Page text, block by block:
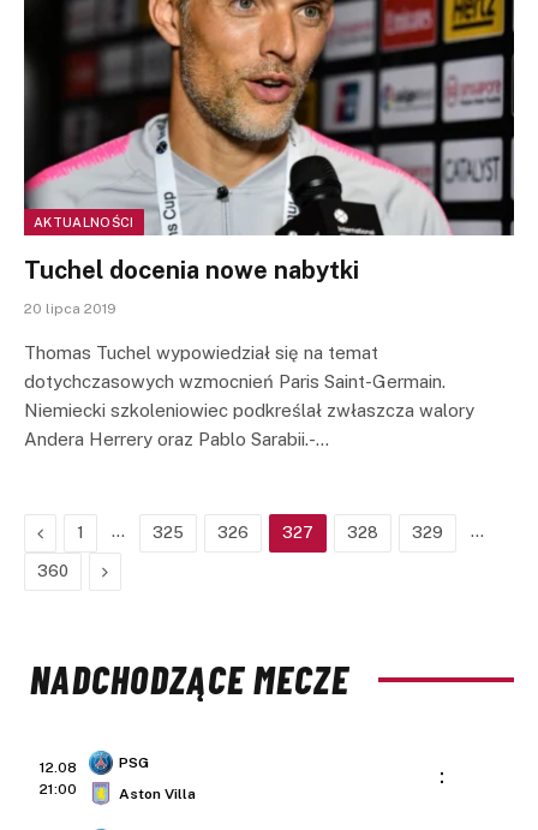
AKTUALNOŚCI
Tuchel docenia nowe nabytki
20 lipca 2019
Thomas Tuchel wypowiedział się na temat
dotychczasowych wzmocnień Paris Saint-Germain.
Niemiecki szkoleniowiec podkreślał zwłaszcza walory
Andera Herrery oraz Pablo Sarabii.-…
Previous
1 … 325 326 327 328 329 …
360 Next
NADCHODZĄCE MECZE
12.08
21:00
PSG
Aston Villa
: